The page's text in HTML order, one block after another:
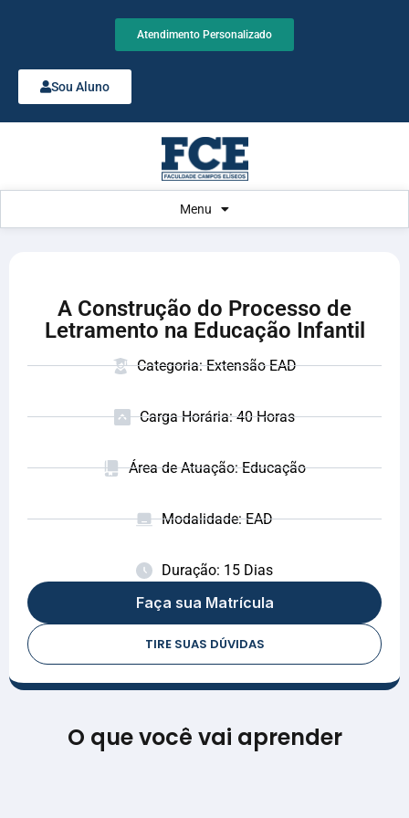
Atendimento Personalizado
Sou Aluno
Menu
O que você vai aprender
A Construção do Processo de
Letramento na Educação Infantil
Categoria: Extensão EAD
Carga Horária: 40 Horas
Área de Atuação: Educação
Modalidade: EAD
Duração: 15 Dias
Faça sua Matrícula
TIRE SUAS DÚVIDAS